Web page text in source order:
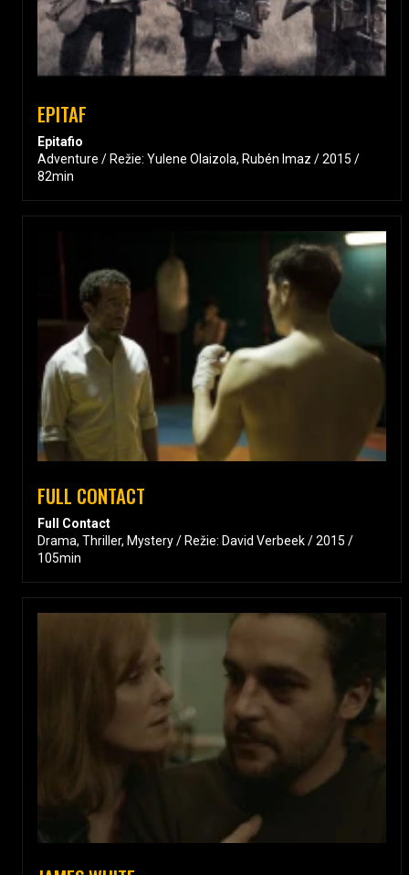
EPITAF
Epitafio
Adventure / Režie: Yulene Olaizola, Rubén Imaz / 2015 /
82min
FULL CONTACT
Full Contact
Drama, Thriller, Mystery / Režie: David Verbeek / 2015 /
105min